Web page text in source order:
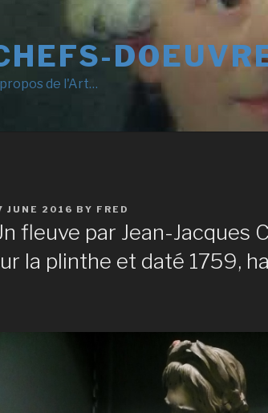
de l'Art…
JUNE 2016 BY FRED
fleuve par Jean-Jacques
la plinthe et daté 1759,